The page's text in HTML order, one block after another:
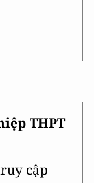
THPT
cập